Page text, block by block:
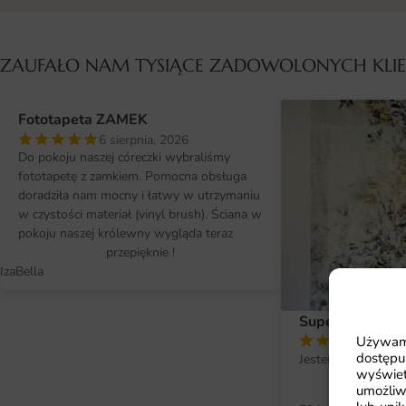
ZAUFAŁO NAM TYSIĄCE ZADOWOLONYCH
Fototapeta ZAMEK
6 sierpnia, 2026
Do pokoju naszej córeczki wybraliśmy
fototapetę z zamkiem. Pomocna obsługa
doradziła nam mocny i łatwy w utrzymaniu
w czystości materiał (vinyl brush). Ściana w
pokoju naszej królewny wygląda teraz
przepięknie !
IzaBella
Super efekt !
2
Jestem bardzo